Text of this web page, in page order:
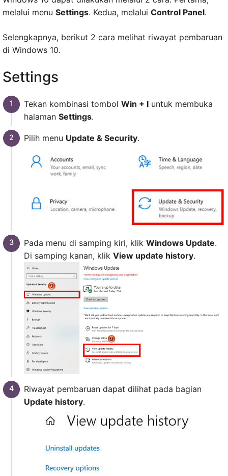
melalui menu Settings. Kedua, melalui Control Panel.
Selengkapnya, berikut 2 cara melihat riwayat pembaruan
di Windows 10.
Settings
Tekan kombinasi tombol Win + Iuntuk membuka
halaman Settings.
Pilih menu Update & Security.
Pada menu di samping kiri, klik Windows Update.
Di samping kanan, klik View update history.
Riwayat pembaruan dapat dilihat pada bagian
Update history.